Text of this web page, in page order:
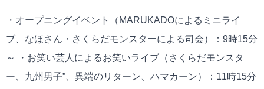
・オープニングイベント（MARUKADOによるミニライ
ブ、なほさん・さくらだモンスターによる司会）：9時15分
～ ・お笑い芸人によるお笑いライブ（さくらだモンスタ
ー、九州男子”、異端のリターン、ハマカーン）：11時15分